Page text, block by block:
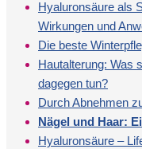
Hyaluronsäure als
Wirkungen und
Die beste
Hautalterung: Was
dagegen tun?
Durch Abnehmen
Nägel und Haar:
Hyaluronsäure –